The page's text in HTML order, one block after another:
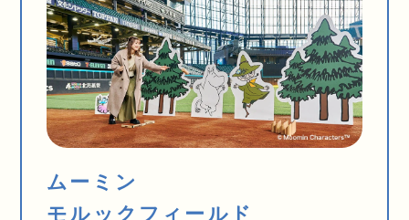
ムーミン
モルックフィールド